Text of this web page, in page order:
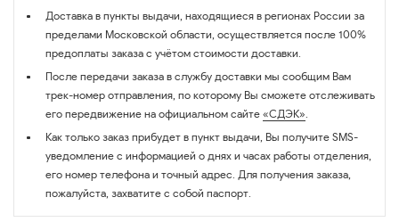
Доставка в пункты выдачи, находящиеся в регионах России за
пределами Московской области, осуществляется после 100%
предоплаты заказа с учётом стоимости доставки.
После передачи заказа в службу доставки мы сообщим Вам
трек-номер отправления, по которому Вы сможете отслеживать
его передвижение на официальном сайте «СДЭК».
Как только заказ прибудет в пункт выдачи, Вы получите SMS-
уведомление с информацией о днях и часах работы отделения,
его номер телефона и точный адрес. Для получения заказа,
пожалуйста, захватите с собой паспорт.